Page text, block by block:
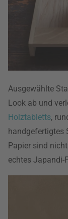
Ausgewählte
Look ab und
Holztabletts,
handgefertigtes
Papier sind
echtes Japandi-